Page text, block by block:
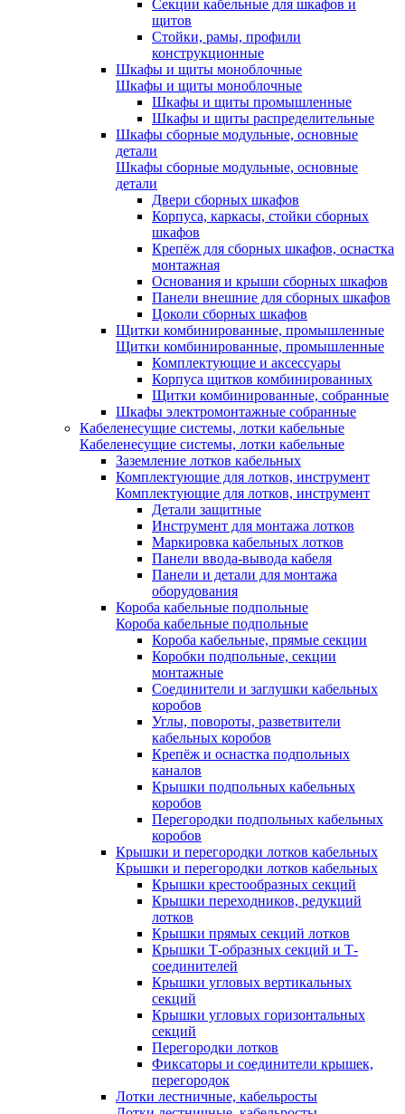
Секции кабельные для шкафов и
щитов
Стойки, рамы, профили
конструкционные
Шкафы и щиты моноблочные
Шкафы и щиты моноблочные
Шкафы и щиты промышленные
Шкафы и щиты распределительные
Шкафы сборные модульные, основные
детали
Шкафы сборные модульные, основные
детали
Двери сборных шкафов
Корпуса, каркасы, стойки сборных
шкафов
Крепёж для сборных шкафов, оснастка
монтажная
Основания и крыши сборных шкафов
Панели внешние для сборных шкафов
Цоколи сборных шкафов
Щитки комбинированные, промышленные
Щитки комбинированные, промышленные
Комплектующие и аксессуары
Корпуса щитков комбинированных
Щитки комбинированные, собранные
Шкафы электромонтажные собранные
Кабеленесущие системы, лотки кабельные
Кабеленесущие системы, лотки кабельные
Заземление лотков кабельных
Комплектующие для лотков, инструмент
Комплектующие для лотков, инструмент
Детали защитные
Инструмент для монтажа лотков
Маркировка кабельных лотков
Панели ввода-вывода кабеля
Панели и детали для монтажа
оборудования
Короба кабельные подпольные
Короба кабельные подпольные
Короба кабельные, прямые секции
Коробки подпольные, секции
монтажные
Соединители и заглушки кабельных
коробов
Углы, повороты, разветвители
кабельных коробов
Крепёж и оснастка подпольных
каналов
Крышки подпольных кабельных
коробов
Перегородки подпольных кабельных
коробов
Крышки и перегородки лотков кабельных
Крышки и перегородки лотков кабельных
Крышки крестообразных секций
Крышки переходников, редукций
лотков
Крышки прямых секций лотков
Крышки Т-образных секций и Т-
соединителей
Крышки угловых вертикальных
секций
Крышки угловых горизонтальных
секций
Перегородки лотков
Фиксаторы и соединители крышек,
перегородок
Лотки лестничные, кабельросты